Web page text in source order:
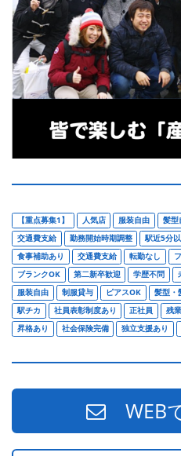
【重点募集1】 人気店 服装自由 髪型
交通費支給
勤務開始時期調整 駅近5分
食事補助あり
交通費支給 転勤なし
ブランクOK
第二新卒歓迎 学歴不問
服装自由
制服貸与 ピアスOK 髪型・
駅チカ
社員表彰制度あり 正社員 残
昇格あり
社会保険完備 独立支援あり
WEB